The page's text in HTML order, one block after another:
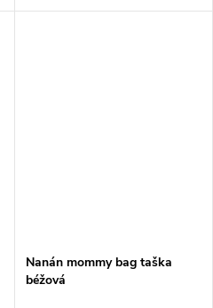
praktickú tašku na každodennú
Nanán mommy bag taška
béžová